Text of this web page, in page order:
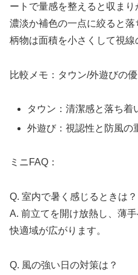
ートで量感を整えると収ま
濃淡か補色の一点に絞ると落
柄物は面積を小さくして視線
比較メモ：タウン/外遊びの
タウン：清潔感と落ち着
外遊び：視認性と防風の
ミニFAQ：
Q. 室内で暑く感じるときは？
A. 前立てを開け放熱し、薄
快適域が広がります。
Q. 風の強い日の対策は？